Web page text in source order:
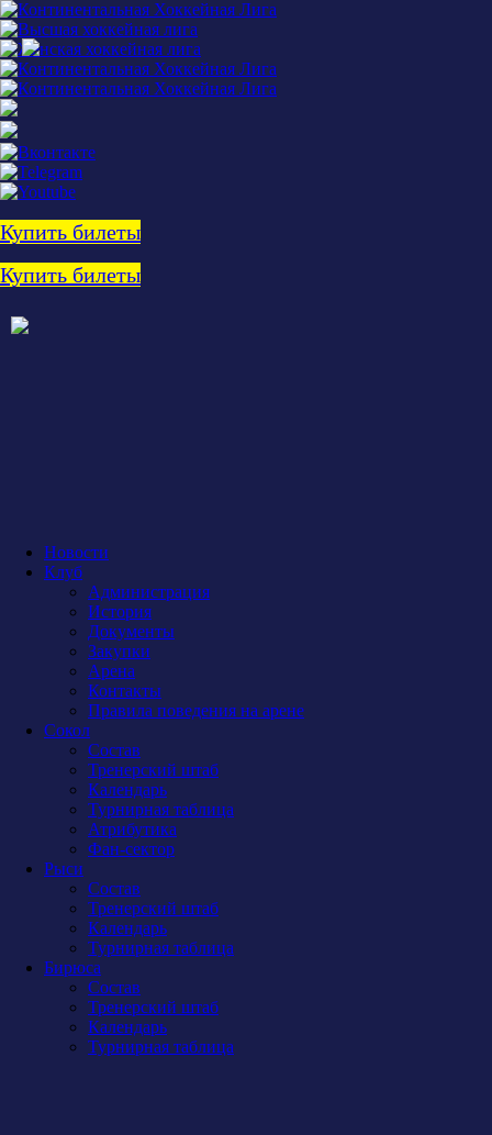
Купить билеты
Купить билеты
Новости
Клуб
Администрация
История
Документы
Закупки
Арена
Контакты
Правила поведения на арене
Сокол
Состав
Тренерский штаб
Календарь
Турнирная таблица
Атрибутика
Фан-сектор
Рыси
Состав
Тренерский штаб
Календарь
Турнирная таблица
Бирюса
Состав
Тренерский штаб
Календарь
Турнирная таблица